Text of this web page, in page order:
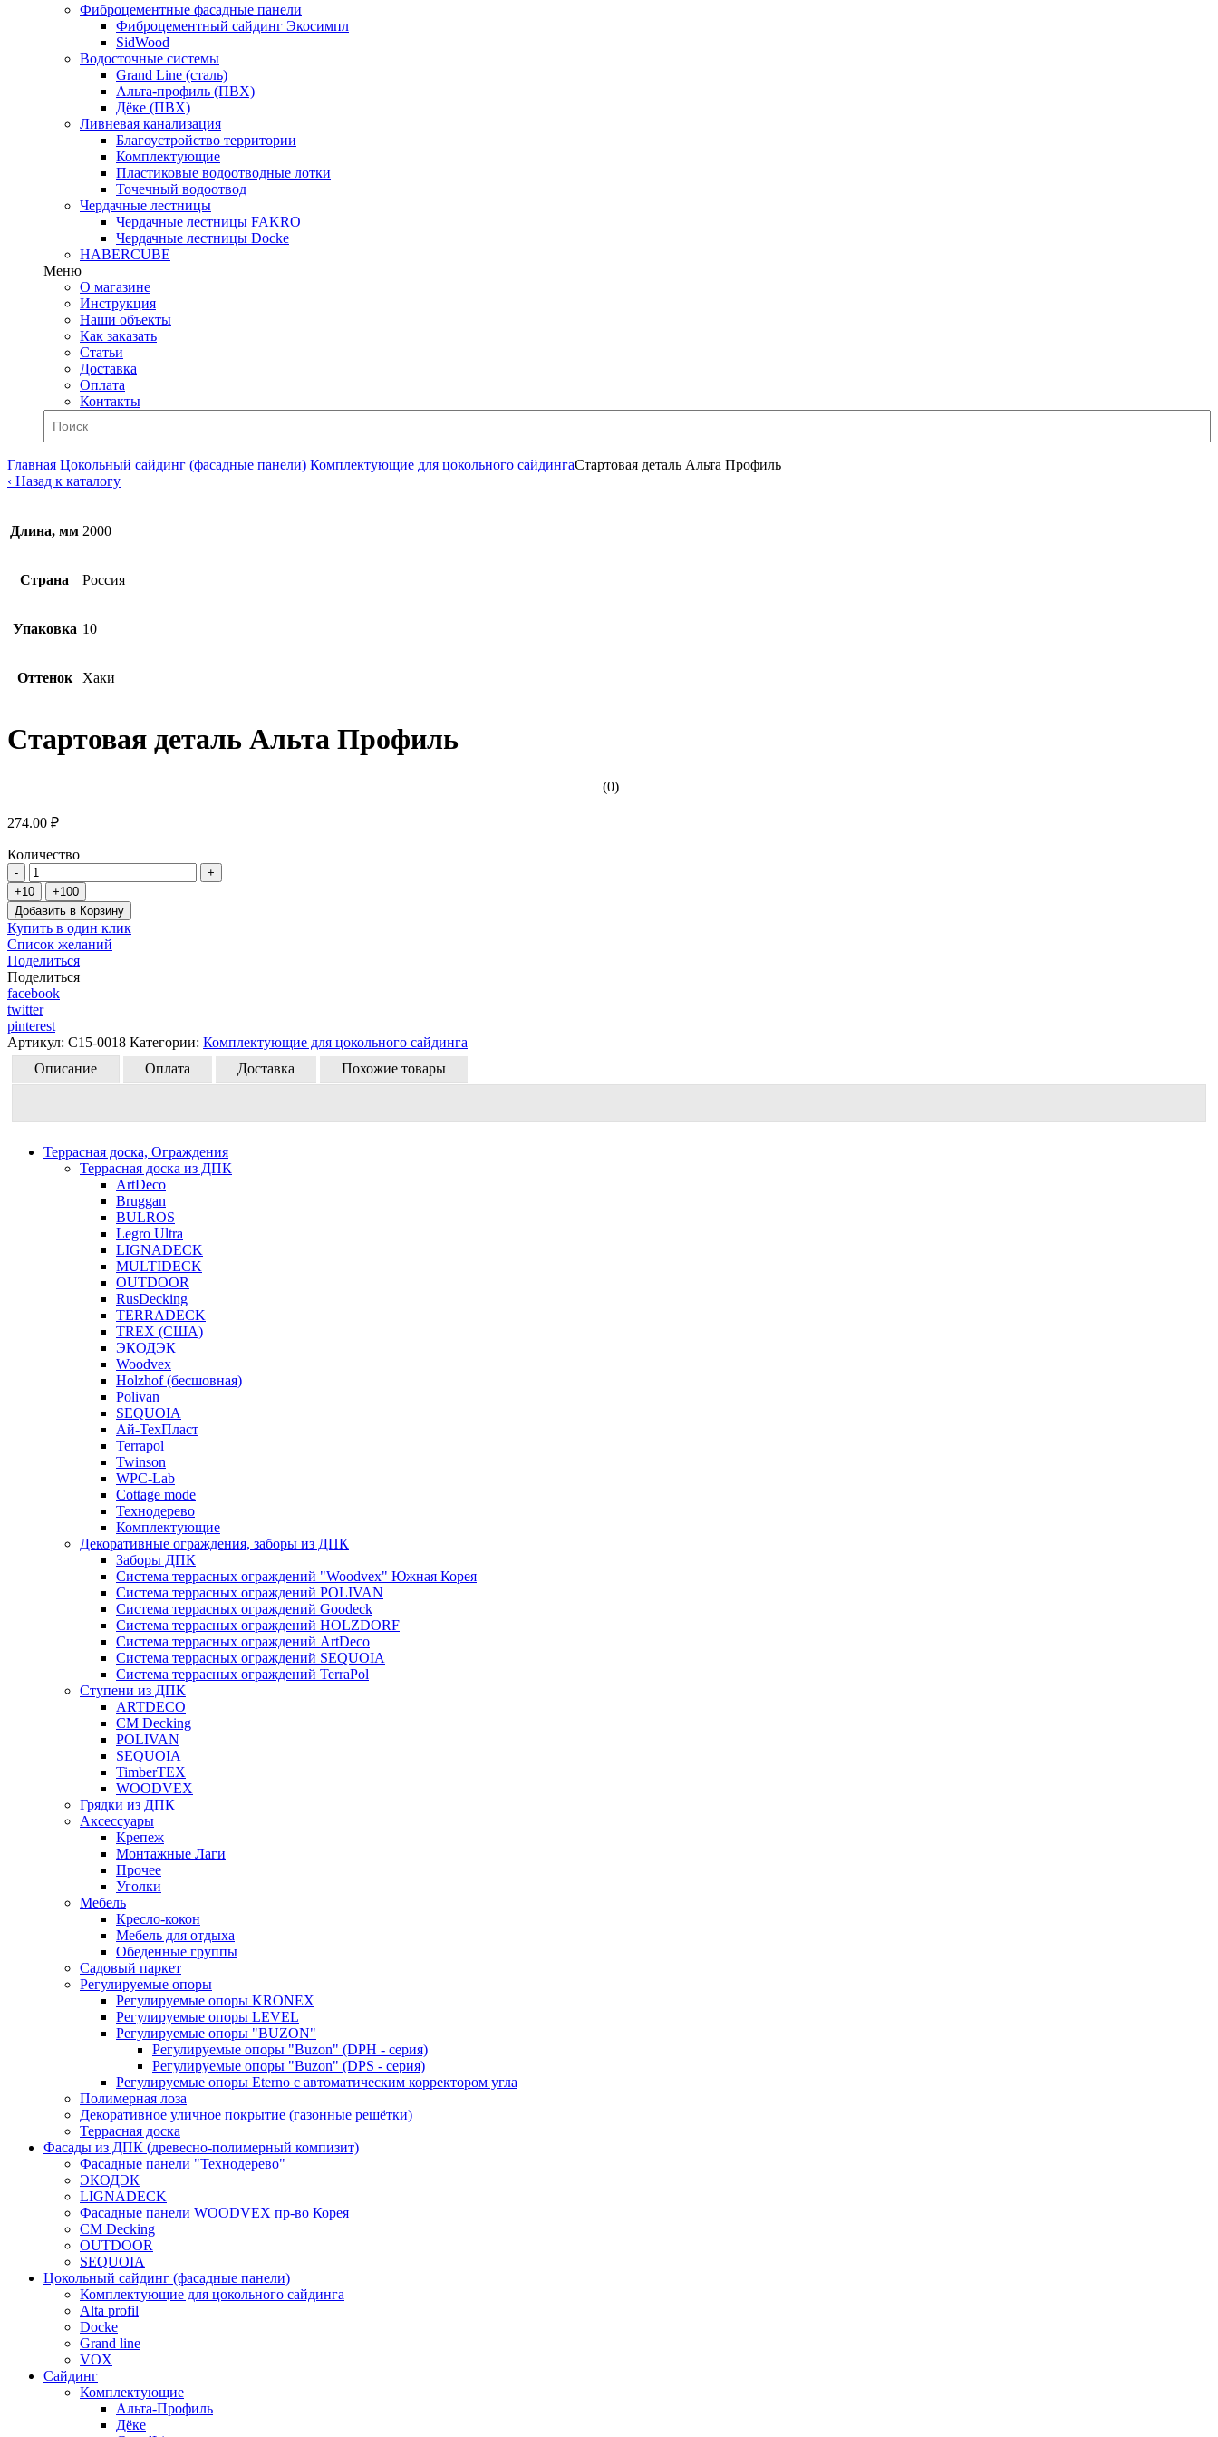
Фиброцементные фасадные панели
Фиброцементный сайдинг Экосимпл
SidWood
Водосточные системы
Grand Line (сталь)
Альта-профиль (ПВХ)
Дёке (ПВХ)
Ливневая канализация
Благоустройство территории
Комплектующие
Пластиковые водоотводные лотки
Точечный водоотвод
Чердачные лестницы
Чердачные лестницы FAKRO
Чердачные лестницы Docke
HABERCUBE
Меню
О магазине
Инструкция
Наши объекты
Как заказать
Статьи
Доставка
Оплата
Контакты
Главная Цокольный сайдинг (фасадные панели) Комплектующие для цокольного сайдингаСтартовая деталь Альта Профиль
‹ Назад к каталогу
Длина, мм 2000
Страна Россия
Упаковка 10
Оттенок Хаки
Стартовая деталь Альта Профиль
(0)
274.00 ₽
Количество
Добавить в Корзину
Купить в один клик
Список желаний
Поделиться
Поделиться
facebook
twitter
pinterest
Артикул: C15-0018 Категории: Комплектующие для цокольного сайдинга
Описание
Оплата Доставка Похожие товары
Террасная доска, Ограждения
Террасная доска из ДПК
ArtDeco
Bruggan
BULROS
Legro Ultra
LIGNADECK
MULTIDECK
OUTDOOR
RusDecking
TERRADECK
TREX (США)
ЭКОДЭК
Woodvex
Holzhof (бесшовная)
Polivan
SEQUOIA
Ай-ТехПласт
Terrapol
Twinson
WPC-Lab
Cottage mode
Технодерево
Комплектующие
Декоративные ограждения, заборы из ДПК
Заборы ДПК
Система террасных ограждений "Woodvex" Южная Корея
Система террасных ограждений POLIVAN
Система террасных ограждений Goodeck
Система террасных ограждений HOLZDORF
Система террасных ограждений ArtDeco
Система террасных ограждений SEQUOIA
Система террасных ограждений TerraPol
Ступени из ДПК
ARTDECO
CM Decking
POLIVAN
SEQUOIA
TimberTEX
WOODVEX
Грядки из ДПК
Аксессуары
Крепеж
Монтажные Лаги
Прочее
Уголки
Мебель
Кресло-кокон
Мебель для отдыха
Обеденные группы
Садовый паркет
Регулируемые опоры
Регулируемые опоры KRONEX
Регулируемые опоры LEVEL
Регулируемые опоры "BUZON"
Регулируемые опоры "Buzon" (DPH - серия)
Регулируемые опоры "Buzon" (DPS - серия)
Регулируемые опоры Eterno с автоматическим корректором угла
Полимерная лоза
Декоративное уличное покрытие (газонные решётки)
Террасная доска
Фасады из ДПК (древесно-полимерный компизит)
Фасадные панели "Технодерево"
ЭКОДЭК
LIGNADECK
Фасадные панели WOODVEX пр-во Корея
CM Decking
OUTDOOR
SEQUOIA
Цокольный сайдинг (фасадные панели)
Комплектующие для цокольного сайдинга
Alta profil
Docke
Grand line
VOX
Сайдинг
Комплектующие
Альта-Профиль
Дёке